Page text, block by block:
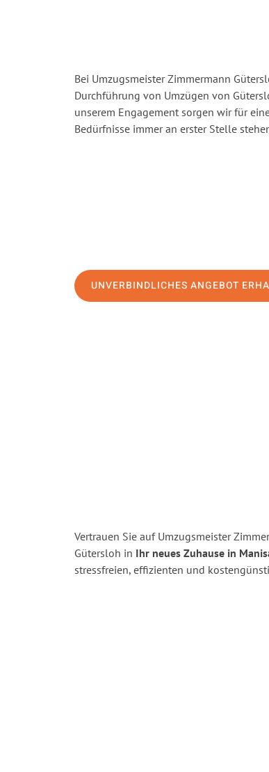
Bei Umzugsmeister Zimmermann
Durchführung von Umzügen von
unserem Engagement sorgen wir für
Bedürfnisse immer an erster Stelle
UNVERBINDLICHES ANGEBOT
Vertrauen Sie auf Umzugsmeister
Gütersloh in Ihr neues Zuhause in
stressfreien, effizienten und